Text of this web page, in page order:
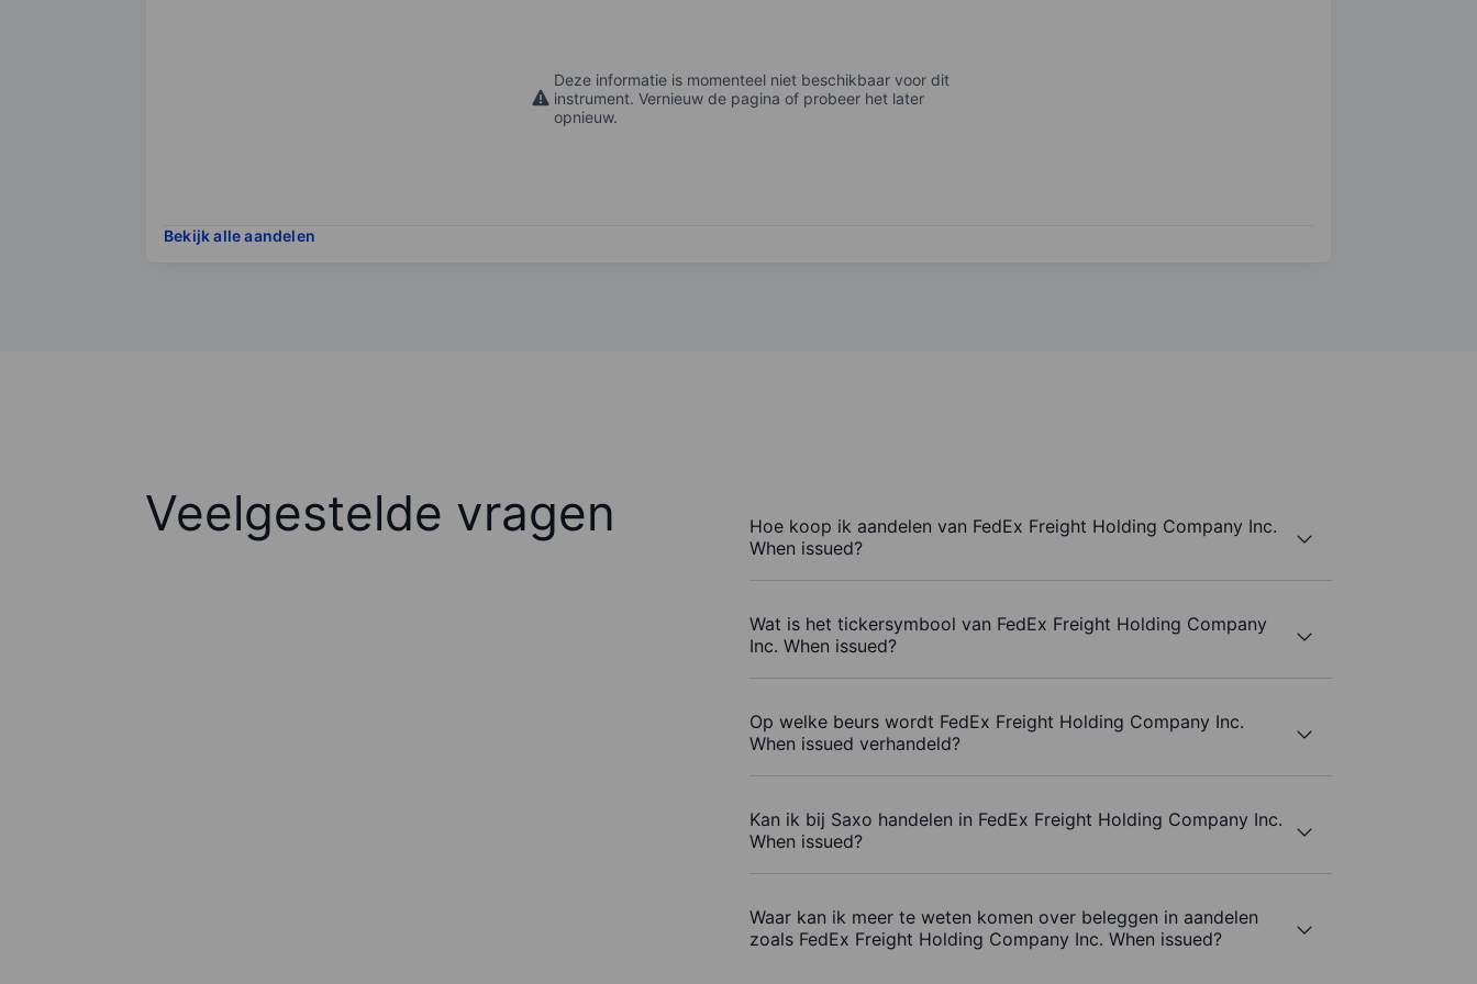
Deze informatie is momenteel niet beschikbaar voor dit
instrument. Vernieuw de pagina of probeer het later
opnieuw.
Bekijk alle aandelen
Veelgestelde vragen
Hoe koop ik aandelen van FedEx Freight Holding Company Inc.
When issued?
Wat is het tickersymbool van FedEx Freight Holding Company
Inc. When issued?
Op welke beurs wordt FedEx Freight Holding Company Inc.
When issued verhandeld?
Kan ik bij Saxo handelen in FedEx Freight Holding Company Inc.
When issued?
Waar kan ik meer te weten komen over beleggen in aandelen
zoals FedEx Freight Holding Company Inc. When issued?